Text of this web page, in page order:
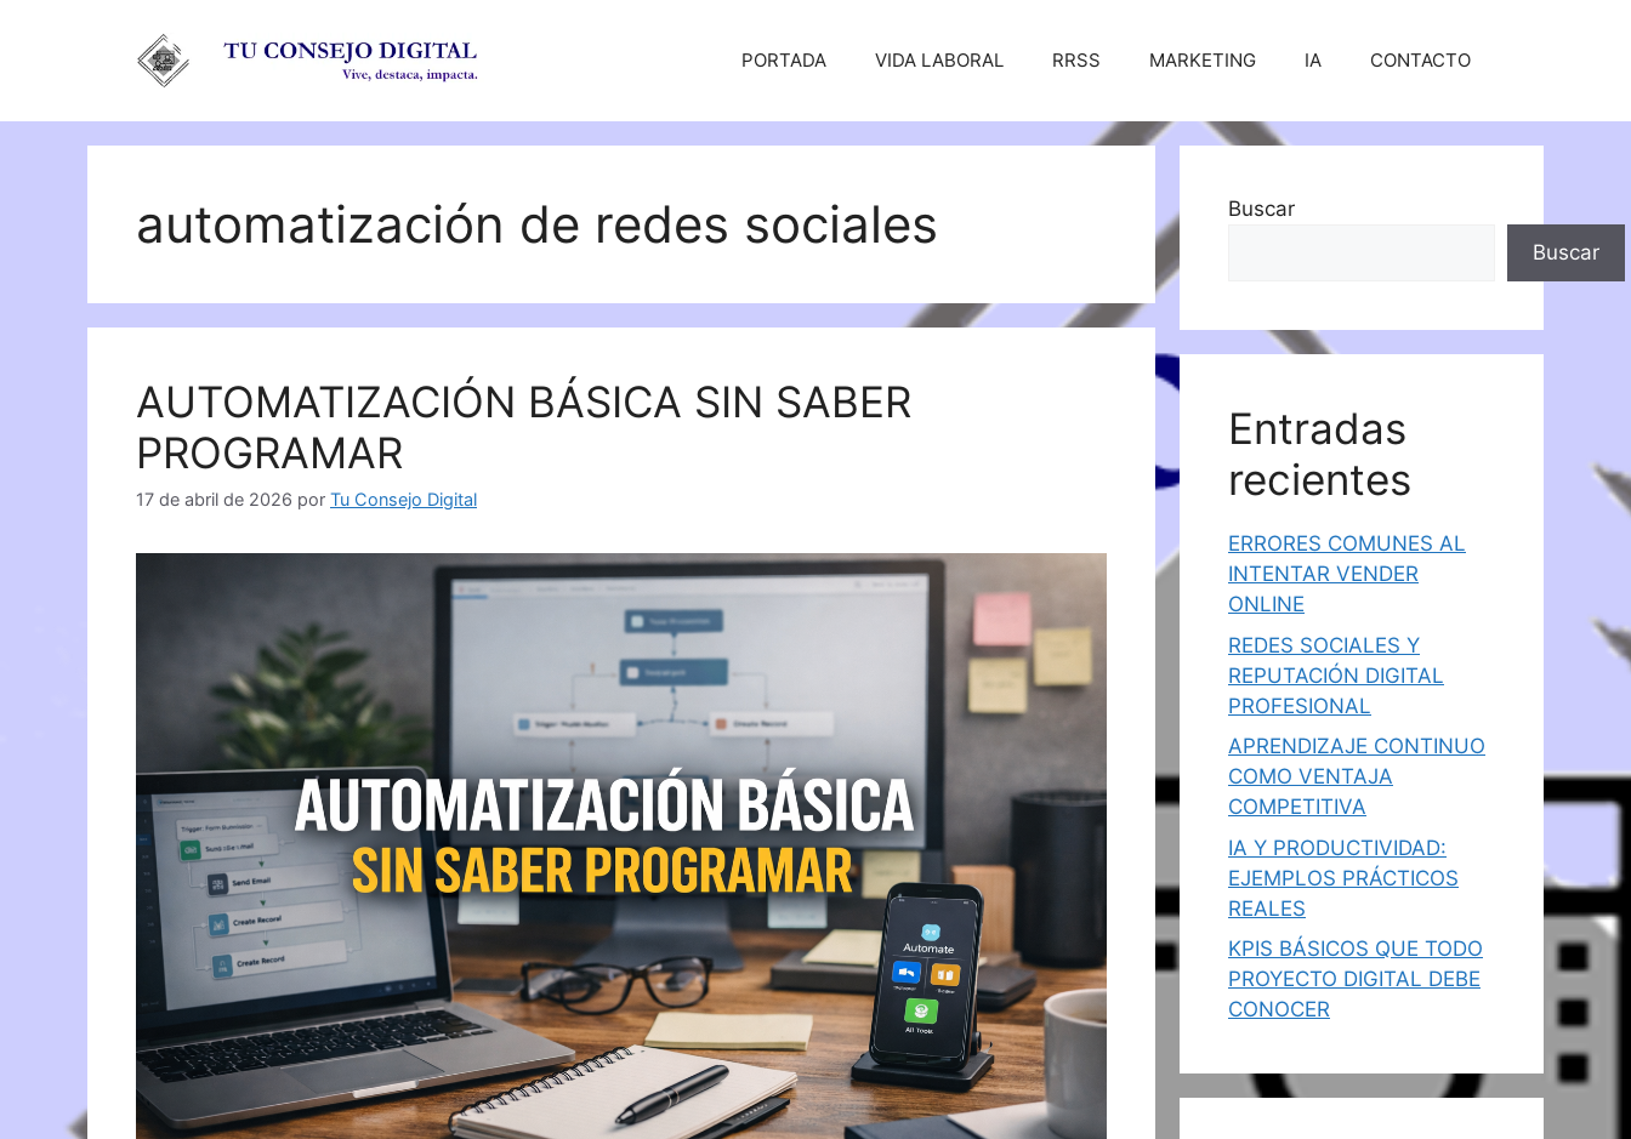
PORTADA VIDA LABORAL RRSS MARKETING IA CONTACTO
automatización de redes sociales
AUTOMATIZACIÓN BÁSICA SIN SABER
PROGRAMAR
17 de abril de 2026 por Tu Consejo Digital
Buscar
Buscar
Entradas
recientes
ERRORES COMUNES AL
INTENTAR VENDER
ONLINE
REDES SOCIALES Y
REPUTACIÓN DIGITAL
PROFESIONAL
APRENDIZAJE CONTINUO
COMO VENTAJA
COMPETITIVA
IA Y PRODUCTIVIDAD:
EJEMPLOS PRÁCTICOS
REALES
KPIS BÁSICOS QUE TODO
PROYECTO DIGITAL DEBE
CONOCER